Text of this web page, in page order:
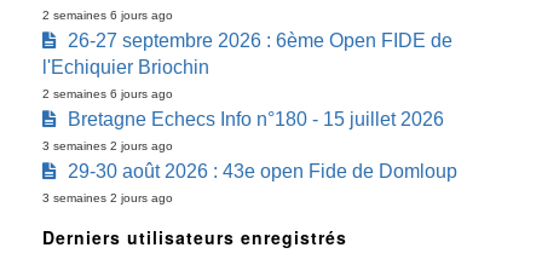
2 semaines 6 jours ago
26-27 septembre 2026 : 6ème Open FIDE de
l'Echiquier Briochin
2 semaines 6 jours ago
Bretagne Echecs Info n°180 - 15 juillet 2026
3 semaines 2 jours ago
29-30 août 2026 : 43e open Fide de Domloup
3 semaines 2 jours ago
Derniers utilisateurs enregistrés